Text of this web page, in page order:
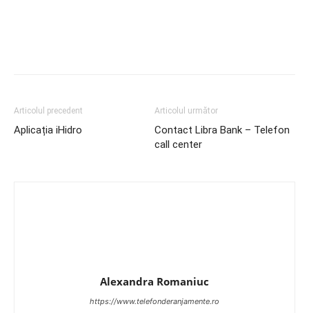
Articolul precedent
Aplicația iHidro
Articolul următor
Contact Libra Bank – Telefon
call center
Alexandra Romaniuc
https://www.telefonderanjamente.ro